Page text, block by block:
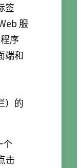
签
服
序
端和
）的
个
击